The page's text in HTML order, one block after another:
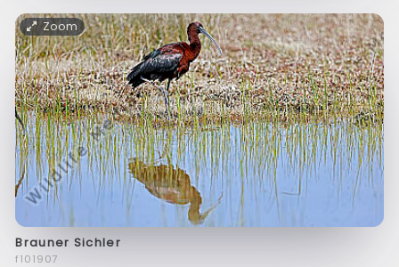
Zoom
Brauner Sichler
f101907